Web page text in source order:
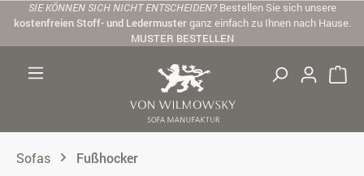
Zum Hauptinhalt springen
SIE KÖNNEN SICH NICHT ENTSCHEIDEN? Bestellen Sie sich unsere
kostenfreien Stoff- und Ledermusterganz einfach zu Ihnen nach Hause.
MUSTER BESTELLEN
Sofas Fußhocker